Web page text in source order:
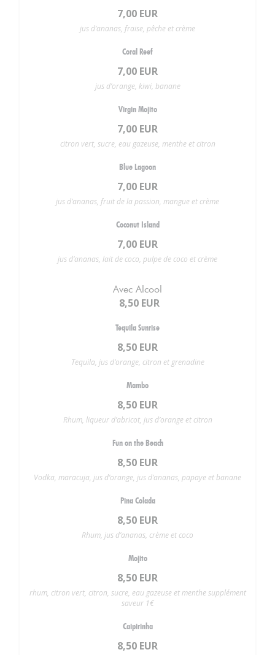
7,00 EUR
jus d’ananas, fraise, pêche et crème
Coral Reef
7,00 EUR
jus d’orange, kiwi, banane
Virgin Mojito
7,00 EUR
citron vert, sucre, eau gazeuse, menthe et citron
Blue Lagoon
7,00 EUR
jus d’ananas, fruit de la passion, mangue et crème
Coconut Island
7,00 EUR
jus d’ananas, lait de coco, pulpe de coco et crème
Avec Alcool
8,50 EUR
Tequila Sunrise
8,50 EUR
Tequila, jus d’orange, citron et grenadine
Mambo
8,50 EUR
Rhum, liqueur d’abricot, jus d’orange et citron
Fun on the Beach
8,50 EUR
Vodka, maracuja, jus d’orange, jus d’ananas, papaye et banane
Pina Colada
8,50 EUR
Rhum, jus d’ananas, crème et coco
Mojito
8,50 EUR
rhum, citron vert, citron, sucre, eau gazeuse et menthe supplément
saveur 1€
Caipirinha
8,50 EUR